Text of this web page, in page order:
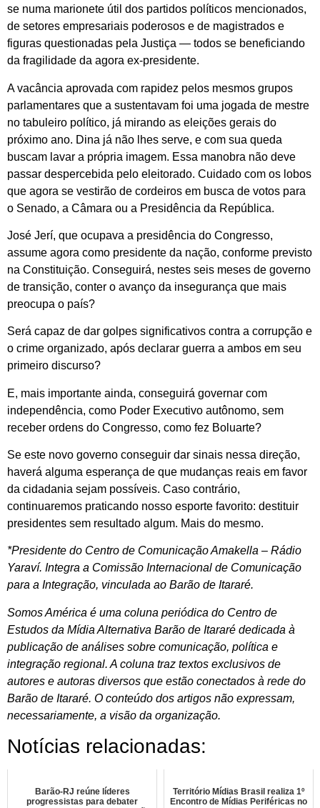
se numa marionete útil dos partidos políticos mencionados,
de setores empresariais poderosos e de magistrados e
figuras questionadas pela Justiça — todos se beneficiando
da fragilidade da agora ex-presidente.
A vacância aprovada com rapidez pelos mesmos grupos
parlamentares que a sustentavam foi uma jogada de mestre
no tabuleiro político, já mirando as eleições gerais do
próximo ano. Dina já não lhes serve, e com sua queda
buscam lavar a própria imagem. Essa manobra não deve
passar despercebida pelo eleitorado. Cuidado com os lobos
que agora se vestirão de cordeiros em busca de votos para
o Senado, a Câmara ou a Presidência da República.
José Jerí, que ocupava a presidência do Congresso,
assume agora como presidente da nação, conforme previsto
na Constituição. Conseguirá, nestes seis meses de governo
de transição, conter o avanço da insegurança que mais
preocupa o país?
Será capaz de dar golpes significativos contra a corrupção e
o crime organizado, após declarar guerra a ambos em seu
primeiro discurso?
E, mais importante ainda, conseguirá governar com
independência, como Poder Executivo autônomo, sem
receber ordens do Congresso, como fez Boluarte?
Se este novo governo conseguir dar sinais nessa direção,
haverá alguma esperança de que mudanças reais em favor
da cidadania sejam possíveis. Caso contrário,
continuaremos praticando nosso esporte favorito: destituir
presidentes sem resultado algum. Mais do mesmo.
*Presidente do Centro de Comunicação Amakella – Rádio
Yaraví. Integra a Comissão Internacional de Comunicação
para a Integração, vinculada ao Barão de Itararé.
Somos América é uma coluna periódica do Centro de
Estudos da Mídia Alternativa Barão de Itararé dedicada à
publicação de análises sobre comunicação, política e
integração regional. A coluna traz textos exclusivos de
autores e autoras diversos que estão conectados à rede do
Barão de Itararé. O conteúdo dos artigos não expressam,
necessariamente, a visão da organização.
Notícias relacionadas:
Barão-RJ reúne líderes
progressistas para debater
Território Mídias Brasil realiza 1º
Encontro de Mídias Periféricas no